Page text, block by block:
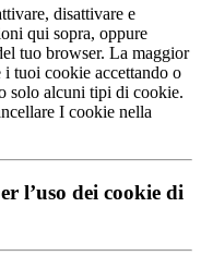
disattivare e
qui sopra, oppure
tuo browser. La maggior
tuoi cookie accettando o
solo alcuni tipi di cookie.
I cookie nella
l’uso dei cookie di